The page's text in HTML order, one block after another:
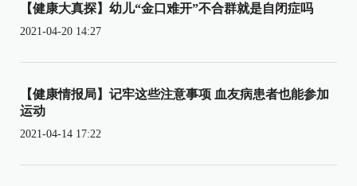
【健康大真探】幼儿“金口难开”不合群就是自闭症吗
2021-04-20 14:27
【健康情报局】记牢这些注意事项 血友病患者也能参加
运动
2021-04-14 17:22